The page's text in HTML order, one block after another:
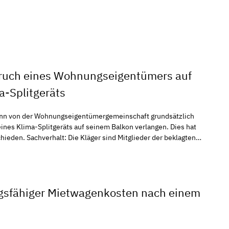
eines Wohnungseigentümers auf
Splitgeräts
grundsätzlich
Dies hat
auf dem zu ihrer Wohnung
Das
Mietwagenkosten nach einem